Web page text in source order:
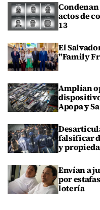
actos de
13
El
"Family
Amplían
Apopa y
falsificar
y
Envían a
por
lotería